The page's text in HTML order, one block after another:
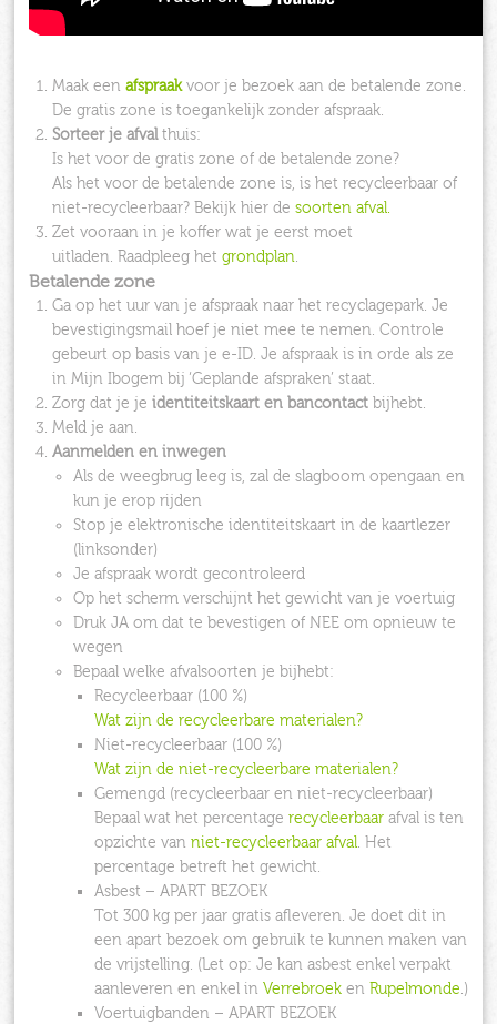
Maak eenafspraakvoor je bezoek aan de betalende zone.
De gratis zone is toegankelijk zonder afspraak.
Sorteer je afvalthuis:
Is het voor de gratis zone of de betalende zone?
Als het voor de betalende zone is, is het recycleerbaar of
niet-recycleerbaar? Bekijk hier desoorten afval.
Zet vooraan in je koffer wat je eerst moet
uitladen. Raadpleeg hetgrondplan.
Betalende zone
Ga op het uur van je afspraak naar het recyclagepark. Je
bevestigingsmail hoef je niet mee te nemen. Controle
gebeurt op basis van je e-ID. Je afspraak is in orde als ze
in Mijn Ibogem bij ‘Geplande afspraken’ staat.
Zorg dat je jeidentiteitskaart en bancontact bijhebt.
Meld je aan.
Aanmelden en inwegen
Als de weegbrug leeg is, zal de slagboom opengaan en
kun je erop rijden
Stop je elektronische identiteitskaart in de kaartlezer
(linksonder)
Je afspraak wordt gecontroleerd
Op het scherm verschijnt het gewicht van je voertuig
Druk JA om dat te bevestigen of NEE om opnieuw te
wegen
Bepaal welke afvalsoorten je bijhebt:
Recycleerbaar (100 %)
Wat zijn de recycleerbare materialen?
Niet-recycleerbaar (100 %)
Wat zijn de niet-recycleerbare materialen?
Gemengd (recycleerbaar en niet-recycleerbaar)
Bepaal wat het percentage recycleerbaarafval is ten
opzichte van niet-recycleerbaar afval. Het
percentage betreft het gewicht.
Asbest – APART BEZOEK
Tot 300 kg per jaar gratis afleveren. Je doet dit in
een apart bezoek om gebruik te kunnen maken van
de vrijstelling. (Let op: Je kan asbest enkel verpakt
aanleveren en enkel in Verrebroeken Rupelmonde.)
Voertuigbanden – APART BEZOEK